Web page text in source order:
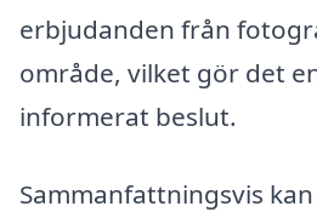
erbjudanden från
område, vilket gör det
informerat beslut.
Sammanfattningsvis